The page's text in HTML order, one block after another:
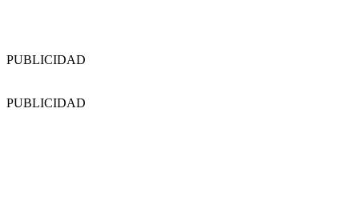
PUBLICIDAD
PUBLICIDAD